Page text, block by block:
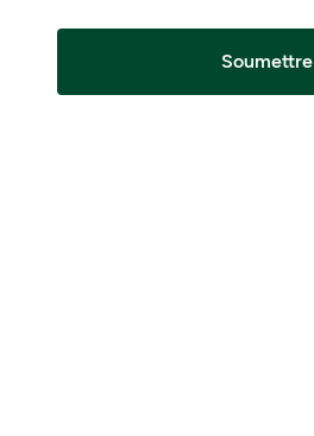
Soumettre